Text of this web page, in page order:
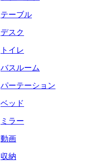
テーブル
デスク
トイレ
バスルーム
パーテーション
ベッド
ミラー
動画
収納